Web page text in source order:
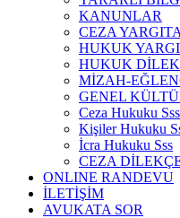
KANUNLAR
CEZA
HUKUK
HUKUK
MİZAH-
GENEL
Ceza Hukuku Sss
Kişiler Hukuku
İcra Hukuku Sss
CEZA
ONLINE RANDEVU
İLETİŞİM
AVUKATA SOR